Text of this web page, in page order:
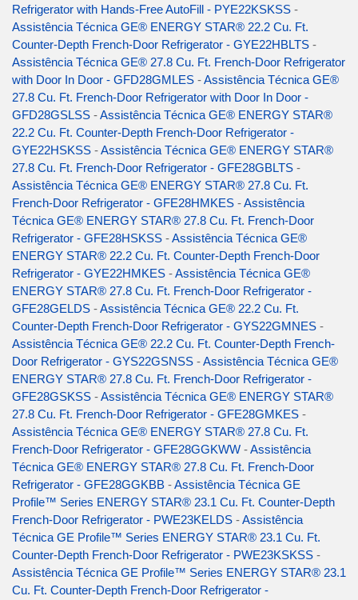
Refrigerator with Hands-Free AutoFill - PYE22KSKSS -
Assistência Técnica GE® ENERGY STAR® 22.2 Cu. Ft.
Counter-Depth French-Door Refrigerator - GYE22HBLTS -
Assistência Técnica GE® 27.8 Cu. Ft. French-Door Refrigerator
with Door In Door - GFD28GMLES -Assistência Técnica GE®
27.8 Cu. Ft. French-Door Refrigerator with Door In Door -
GFD28GSLSS -Assistência Técnica GE® ENERGY STAR®
22.2 Cu. Ft. Counter-Depth French-Door Refrigerator -
GYE22HSKSS -Assistência Técnica GE® ENERGY STAR®
27.8 Cu. Ft. French-Door Refrigerator - GFE28GBLTS -
Assistência Técnica GE® ENERGY STAR® 27.8 Cu. Ft.
French-Door Refrigerator - GFE28HMKES -Assistência
Técnica GE® ENERGY STAR® 27.8 Cu. Ft. French-Door
Refrigerator - GFE28HSKSS -Assistência Técnica GE®
ENERGY STAR® 22.2 Cu. Ft. Counter-Depth French-Door
Refrigerator - GYE22HMKES -Assistência Técnica GE®
ENERGY STAR® 27.8 Cu. Ft. French-Door Refrigerator -
GFE28GELDS -Assistência Técnica GE® 22.2 Cu. Ft.
Counter-Depth French-Door Refrigerator - GYS22GMNES -
Assistência Técnica GE® 22.2 Cu. Ft. Counter-Depth French-
Door Refrigerator - GYS22GSNSS -Assistência Técnica GE®
ENERGY STAR® 27.8 Cu. Ft. French-Door Refrigerator -
GFE28GSKSS -Assistência Técnica GE® ENERGY STAR®
27.8 Cu. Ft. French-Door Refrigerator - GFE28GMKES -
Assistência Técnica GE® ENERGY STAR® 27.8 Cu. Ft.
French-Door Refrigerator - GFE28GGKWW -Assistência
Técnica GE® ENERGY STAR® 27.8 Cu. Ft. French-Door
Refrigerator - GFE28GGKBB -Assistência Técnica GE
Profile™ Series ENERGY STAR® 23.1 Cu. Ft. Counter-Depth
French-Door Refrigerator - PWE23KELDS -Assistência
Técnica GE Profile™ Series ENERGY STAR® 23.1 Cu. Ft.
Counter-Depth French-Door Refrigerator - PWE23KSKSS -
Assistência Técnica GE Profile™ Series ENERGY STAR® 23.1
Cu. Ft. Counter-Depth French-Door Refrigerator -